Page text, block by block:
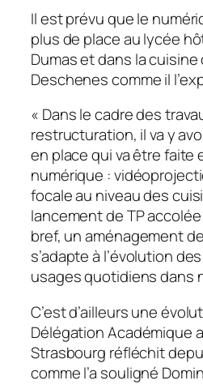
Il est prévu que le
plus de place au lycée
Dumas et dans la
Deschenes comme il
« Dans le cadre des
restructuration, il va y
en place qui va être faite
numérique :
focale au niveau des
lancement de TP
bref, un aménagement
s’adapte à l’évolution
usages quotidiens dans
C’est d’ailleurs une
Délégation Académique
Strasbourg réfléchit
comme l’a souligné